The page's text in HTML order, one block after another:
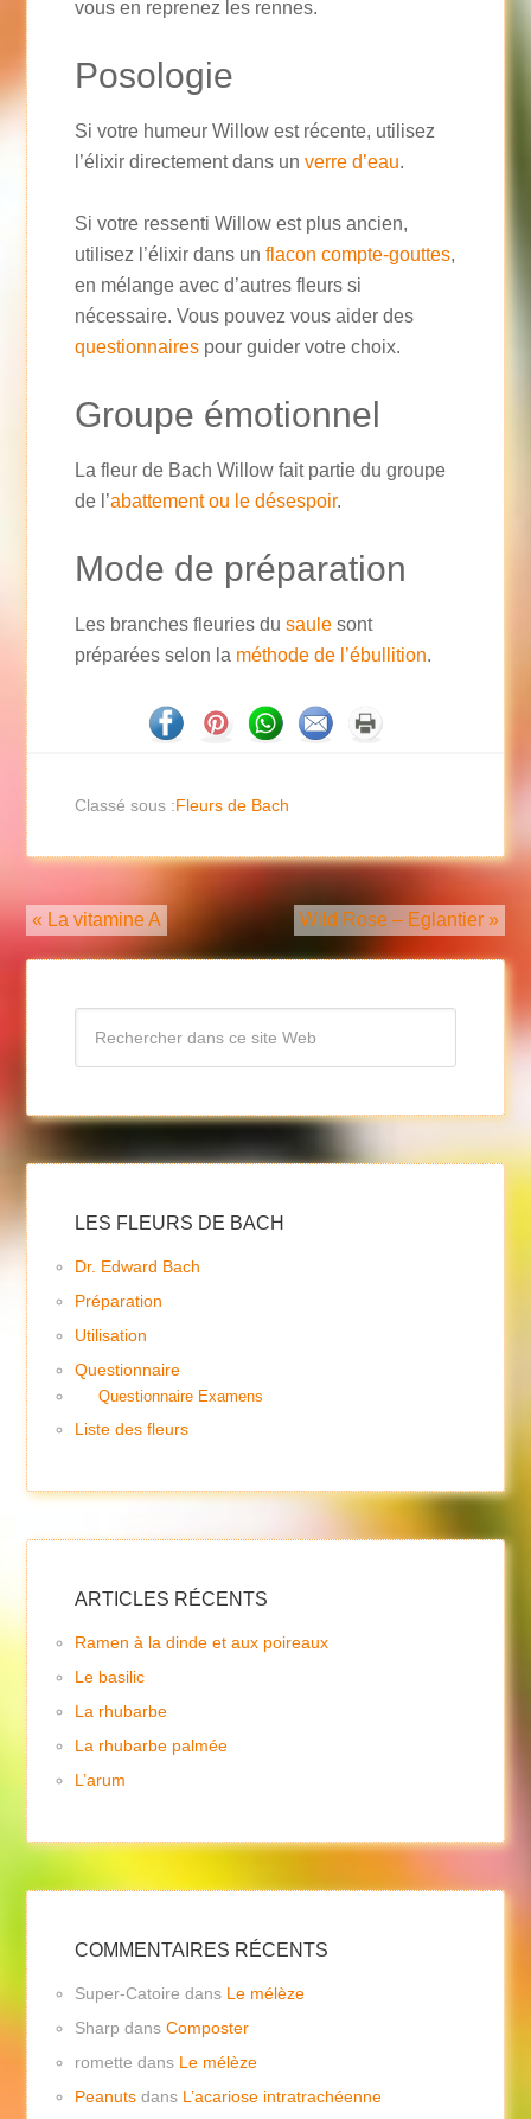
vous en reprenez les rennes.
Posologie
Si votre humeur Willow est récente, utilisez
l’élixir directement dans unverre d’eau.
Si votre ressenti Willow est plus ancien,
utilisez l’élixir dans unflacon compte-gouttes,
en mélange avec d’autres fleurs si
nécessaire. Vous pouvez vous aider des
questionnaires pour guider votre choix.
Groupe émotionnel
La fleur de Bach Willow fait partie du groupe
de l’abattement ou le désespoir.
Mode de préparation
Les branches fleuries dusaule sont
préparées selon la méthode de l’ébullition.
Classé sous :Fleurs de Bach
« La vitamine A Wild Rose – Eglantier »
LES FLEURS DE BACH
Dr. Edward Bach
Préparation
Utilisation
Questionnaire
Questionnaire Examens
Liste des fleurs
ARTICLES RÉCENTS
Ramen à la dinde et aux poireaux
Le basilic
La rhubarbe
La rhubarbe palmée
L’arum
COMMENTAIRES RÉCENTS
Super-Catoire dans Le mélèze
Sharp dansComposter
romette dans Le mélèze
Peanuts dans L’acariose intratrachéenne